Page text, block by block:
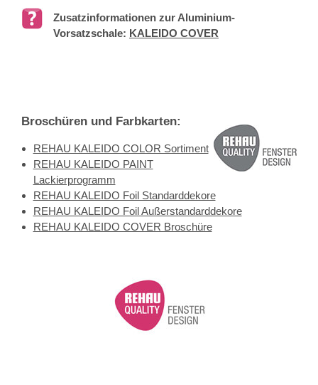
Zusatzinformationen zur Aluminium-
Vorsatzschale: KALEIDO COVER
Broschüren und Farbkarten:
REHAU KALEIDO COLOR Sortiment
REHAU KALEIDO PAINT
Lackierprogramm
REHAU KALEIDO Foil Standarddekore
REHAU KALEIDO Foil Außerstandarddekore
REHAU KALEIDO COVER Broschüre